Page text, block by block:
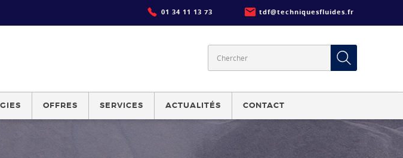
01 34 11 13 73 tdf@techniquesfluides.fr
OFFRES SERVICES ACTUALITÉS CONTACT